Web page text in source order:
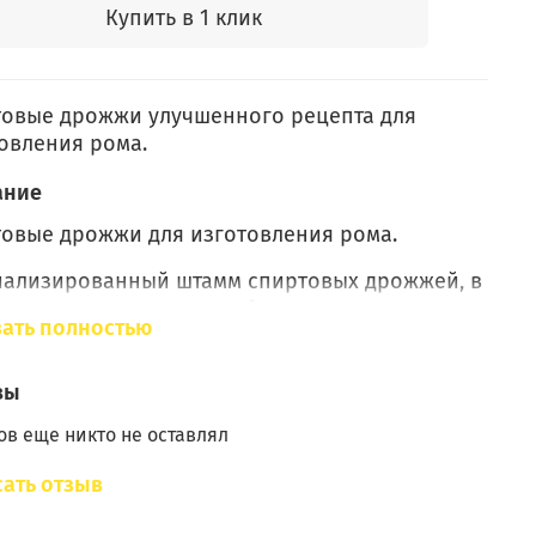
Купить в 1 клик
дрожжи улучшенного рецепта для
рома.
дрожжи для изготовления рома.
штамм спиртовых дрожжей, в
и микроэлементами,
брожения, высокой крепости,
на основе мелассы, тростникового сиропа
полностью
еще никто не оставлял
отзыв